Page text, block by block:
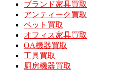
ブランド家具買取
アンティーク買取
ベット買取
オフィス家具買取
OA機器買取
工具買取
厨房機器買取